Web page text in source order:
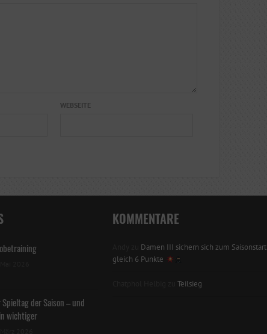
WEBSEITE
der Saison – und
wichtiger
KOMMENTARE
Damen III sichern sich zum Saisonstart
gleich 6 Punkte
Teilsieg